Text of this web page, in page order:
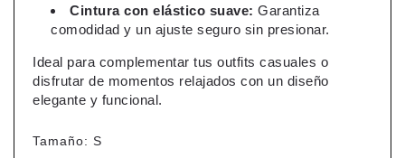
Cintura con elástico suave: Garantiza
comodidad y un ajuste seguro sin presionar.
Ideal para complementar tus outfits casuales o
disfrutar de momentos relajados con un diseño
elegante y funcional.
Tamaño: S